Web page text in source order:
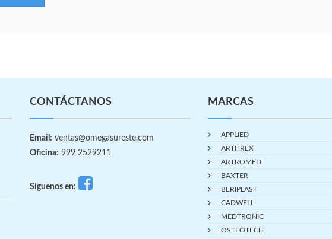
CONTÁCTANOS
Email: ventas@omegasureste.com
Oficina: 999 2529211
Síguenos en:
MARCAS
APPLIED
ARTHREX
ARTROMED
BAXTER
BERIPLAST
CADWELL
MEDTRONIC
OSTEOTECH